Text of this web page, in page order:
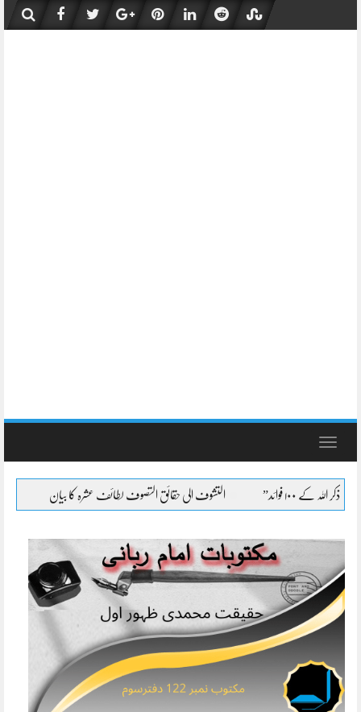
content
Toggle
التشوف الی حقائق التصوف لطائف عشرہ کا بیان التشوف الی حقائق